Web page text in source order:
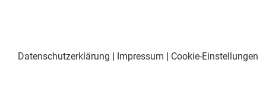
Datenschutzerklärung | Impressum | Cookie-Einstellungen